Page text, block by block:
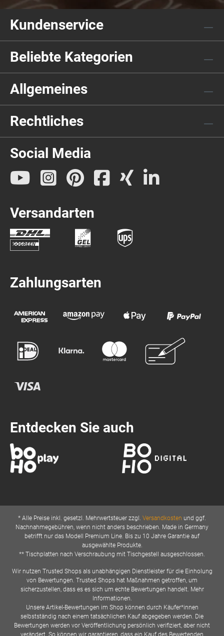
Kundenservice
Beliebte Kategorien
Allgemeines
Rechtliches
Social Media
Versandarten
Zahlungsarten
Entdecken Sie auch
* Alle Preise inkl. gesetzl. Mehrwertsteuer zzgl. Versandkosten und ggf.
Nachnahmegebühren, wenn nicht anders beschrieben. Made in Germany
betrifft nur das Modell Premium Line. Bis zu 10 Jahre Garantie auf
ausgewählte Produkte.
** Tischplatten nach Verschraubung mit Tischgestell ausgeschlossen.
Wir nutzen Trusted Shops als unabhängigen Dienstleister für die Einholung
von Bewertungen. Trusted Shops hat Maßnahmen getroffen, um
sicherzustellen, dass es es sich um echte Bewertungen handelt. Mehr
Informationen.
Unsere Artikel-Bewertungen im Shop können durch Käufer*innen
selbstständig nach einem tatsächlichen Kauf abgegeben werden. Die
Bewertungen werden vor Veröffentlichung persönlich verifiziert, aber nicht
verändert. So können wir garantieren, dass ein Kauf des Bewertenden